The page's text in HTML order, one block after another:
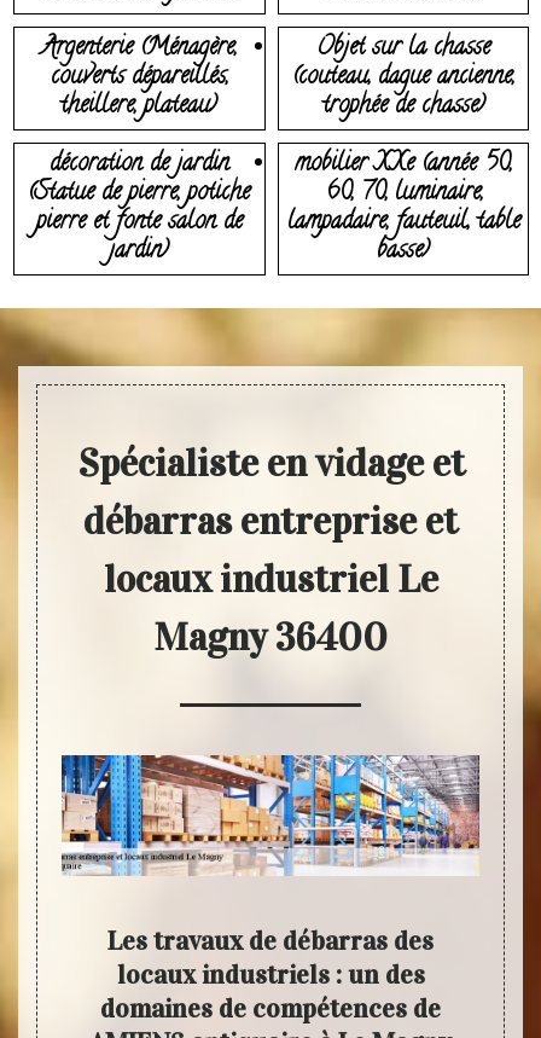
Argenterie (Ménagère,
couverts dépareillés,
theillere, plateau)
Objet sur la chasse
(couteau, dague ancienne,
trophée de chasse)
décoration de jardin
(Statue de pierre, potiche
pierre et fonte salon de
jardin)
mobilier XXe (année 50,
60, 70, luminaire,
lampadaire, fauteuil, table
basse)
Spécialiste en vidage et
débarras entreprise et
locaux industriel Le
Magny 36400
et
Les travaux de débarras des
locaux industriels : un des
domaines de compétences de